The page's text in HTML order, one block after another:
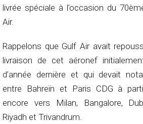
livrée spéciale à l’occasion du
Air.
Rappelons que Gulf Air avait
livraison de cet aéronef
d’année dernière et qui devait
entre Bahreïn et Paris CDG à
encore vers Milan, Bangalore,
Riyadh et Trivandrum.